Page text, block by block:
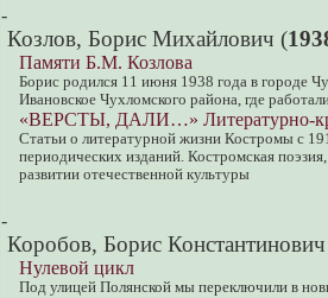
-
Козлов, Борис Михайлович (
Памяти Б.М. Козлова
Борис родился 11 июня 1938 года в городе
Ивановское Чухломского района, где
«ВЕРСТЫ, ДАЛИ…» Литературно-
Статьи о литературной жизни Костромы с
периодических изданий. Костромская
развитии отечественной культуры
-
Коробов, Борис
Нулевой цикл
Под улицей Полянской мы переключили в